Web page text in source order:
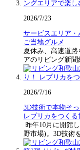
2026/7/23
サービスエリア
ご当地グルメ
夏休み、高速道
アのリビング新
2026/7/16
3D技術で本物そっ
レプリカをつくる
昨年10月に開館
野市場)。3D技術